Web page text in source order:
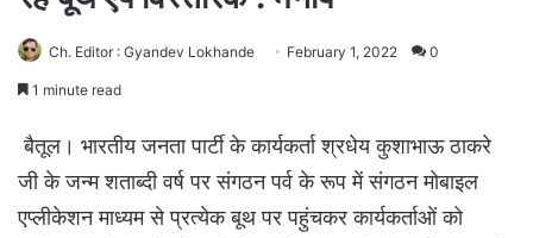
Ch. Editor : Gyandev Lokhande February 1, 2022 0
1 minute read
बैतूल। भारतीय जनता पार्टी के कार्यकर्ता श्रधेय कुशाभाऊ ठाकरे
जी के जन्म शताब्दी वर्ष पर संगठन पर्व के रूप में संगठन मोबाइल
एप्लीकेशन माध्यम से प्रत्येक बूथ पर पहुंचकर कार्यकर्ताओं को